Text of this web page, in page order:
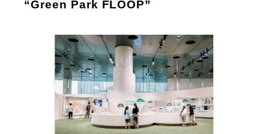
“Green Park FLOOP”